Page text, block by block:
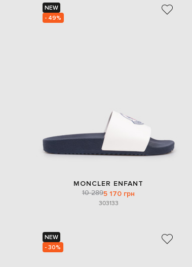
NEW
- 49%
MONCLER ENFANT
10 2895 170 грн
303133
NEW
- 30%